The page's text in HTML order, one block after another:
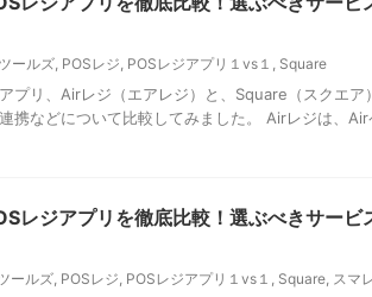
ールズ POSレジ POSレジアプリ１vs１ Square
プリ、Airレジ（エアレジ）と、Square（スクエア
携などについて比較してみました。 Airレジは、Air
レジアプリを徹底比較！選ぶべきサービ
ールズ POSレジ POSレジアプリ１vs１ Square スマ